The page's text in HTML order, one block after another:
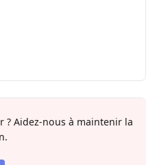
? Aidez-nous à maintenir la